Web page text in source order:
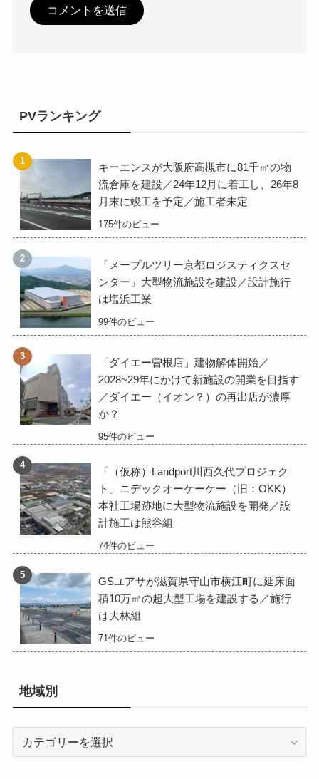
PVランキング
キーエンスが大阪府高槻市に81千㎡の物
流倉庫を建設／24年12月に着工し、26年8
月末に竣工を予定／施工者未定
175件のビュー
「メープルツリー京都ロジスティクスセ
ンター」大型物流施設を建設／設計施行
は塩浜工業
99件のビュー
「ダイエー曽根店」建物解体開始／
2028~29年にかけて新施設の開業を目指す
／ダイエー（イオン？）の再出店が濃厚
か？
95件のビュー
「（仮称）Landport川西久代プロジェク
ト」ニデックオーケーケー（旧：OKK）
本社工場跡地に大型物流施設を開発／設
計施工は熊谷組
74件のビュー
GSユアサが滋賀県守山市横江町に延床面
積10万㎡の超大型工場を建設する／施行
は大林組
71件のビュー
地域別